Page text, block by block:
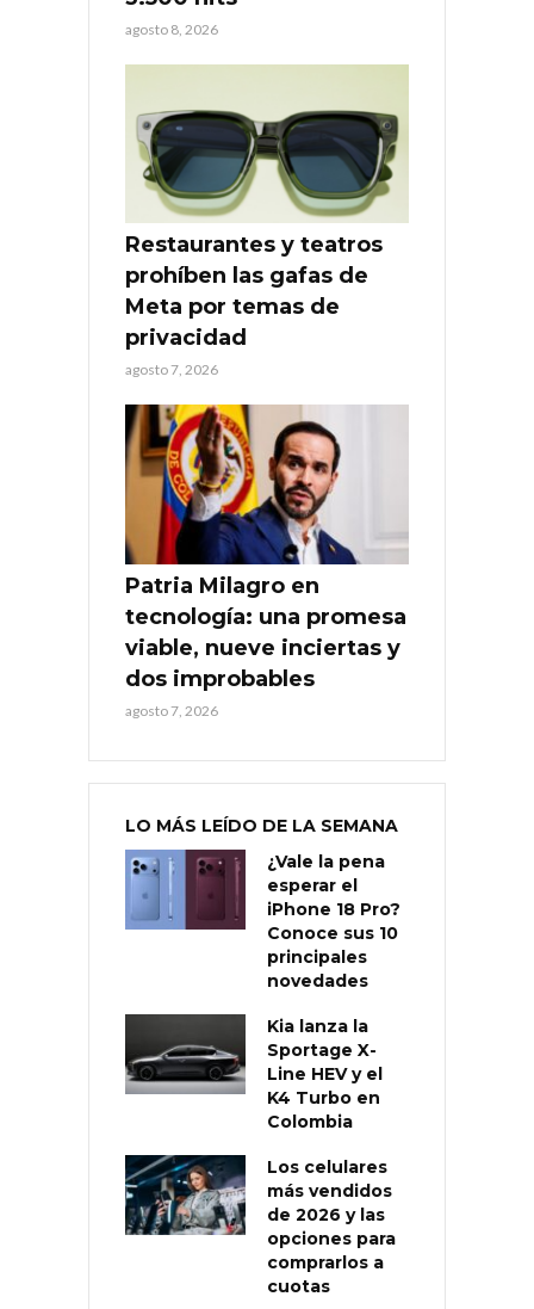
agosto 8, 2026
Restaurantes y teatros
prohíben las gafas de
Meta por temas de
privacidad
agosto 7, 2026
Patria Milagro en
tecnología: una promesa
viable, nueve inciertas y
dos improbables
agosto 7, 2026
LO MÁS LEÍDO DE LA SEMANA
¿Vale la pena
esperar el
iPhone 18 Pro?
Conoce sus 10
principales
novedades
Kia lanza la
Sportage X-
Line HEV y el
K4 Turbo en
Colombia
Los celulares
más vendidos
de 2026 y las
opciones para
comprarlos a
cuotas